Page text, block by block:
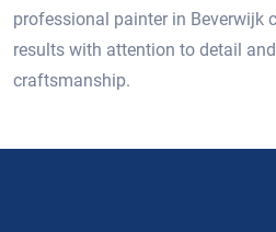
professional painter in Beverwijk
results with attention to detail
craftsmanship.​